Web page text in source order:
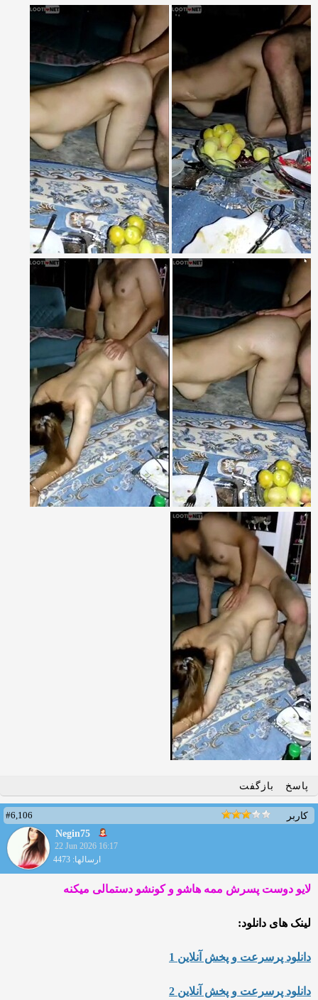
پاسخ بازگفت
کاربر
#6,106
Negin75
22 Jun 2026 16:17
ارسالها: 4473
لایو دوست پسرش ممه هاشو و کونشو دستمالی میکنه
لینک های دانلود:
دانلود پرسرعت و پخش آنلاین 1
دانلود پرسرعت و پخش آنلاین 2